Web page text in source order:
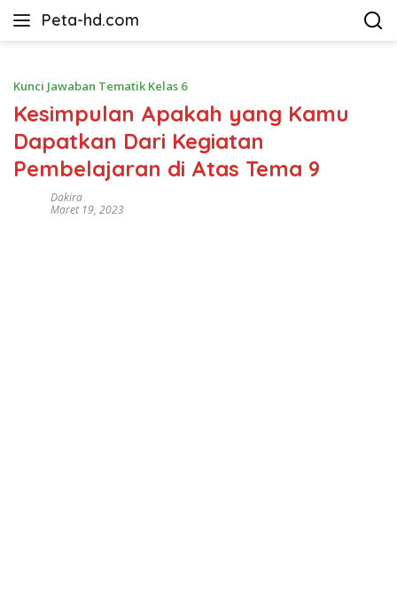
Peta-hd.com
Kumpulan
HD
Kunci Jawaban Tematik Kelas 6
Kesimpulan Apakah yang Kamu
Dapatkan Dari Kegiatan
Pembelajaran di Atas Tema 9
Dakira
Maret 19, 2023